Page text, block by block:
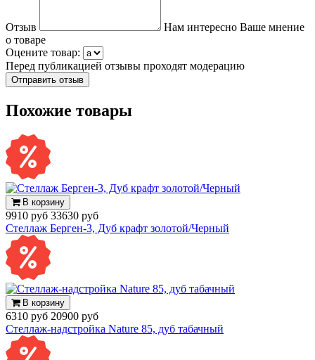
Отзыв
Нам интересно Ваше мнение
о товаре
Оцените товар:
Перед публикацией отзывы проходят модерацию
Похожие товары
В корзину
9910 руб 33630 руб
Стеллаж Берген-3, Дуб крафт золотой/Черный
В корзину
6310 руб 20900 руб
Стеллаж-надстройка Nature 85, дуб табачный